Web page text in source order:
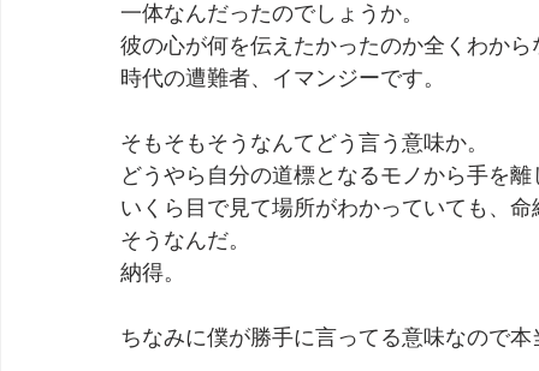
一体なんだったのでしょうか。
彼の心が何を伝えたかったのか全くわから
時代の遭難者、イマンジーです。
そもそもそうなんてどう言う意味か。
どうやら自分の道標となるモノから手を
いくら目で見て場所がわかっていても、
そうなんだ。
納得。
ちなみに僕が勝手に言ってる意味なので